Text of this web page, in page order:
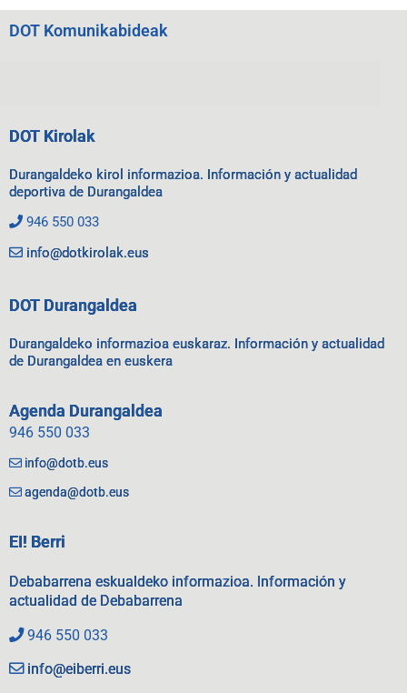
DOT Komunikabideak
DOT Kirolak
Durangaldeko kirol informazioa. Información y actualidad
deportiva de Durangaldea
946 550 033
info@dotkirolak.eus
DOT Durangaldea
Durangaldeko informazioa euskaraz. Información y actualidad
de Durangaldea en euskera
Agenda Durangaldea
946 550 033
info@dotb.eus
agenda@dotb.eus
EI! Berri
Debabarrena eskualdeko informazioa. Información y
actualidad de Debabarrena
946 550 033
info@eiberri.eus